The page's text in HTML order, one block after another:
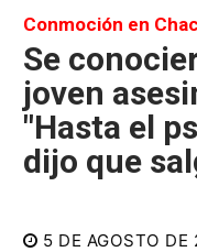
Conmoción en
Se
joven
"Hasta el
dijo que
5 DE AGOSTO DE